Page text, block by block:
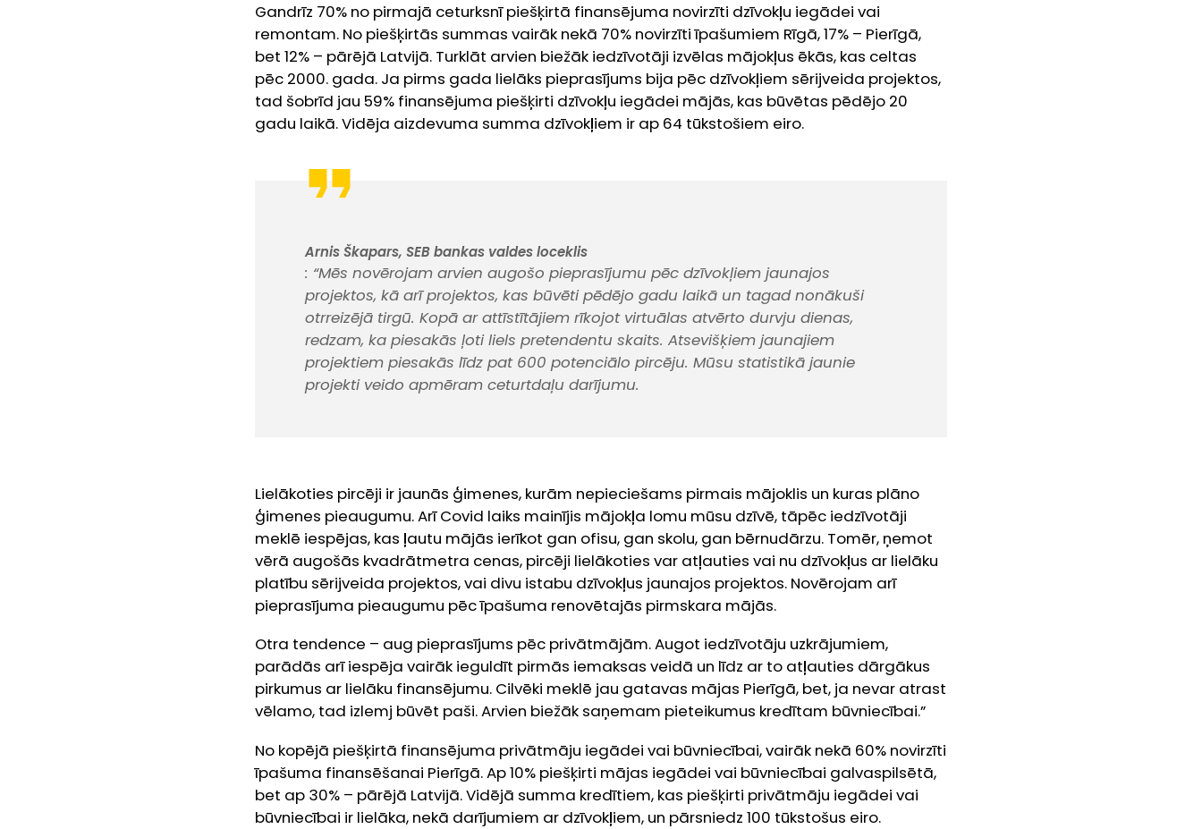
Gandrīz 70% no pirmajā ceturksnī piešķirtā finansējuma novirzīti dzīvokļu iegādei vai
remontam. No piešķirtās summas vairāk nekā 70% novirzīti īpašumiem Rīgā, 17% – Pierīgā,
bet 12% – pārējā Latvijā. Turklāt arvien biežāk iedzīvotāji izvēlas mājokļus ēkās, kas celtas
pēc 2000. gada. Ja pirms gada lielāks pieprasījums bija pēc dzīvokļiem sērijveida projektos,
tad šobrīd jau 59% finansējuma piešķirti dzīvokļu iegādei mājās, kas būvētas pēdējo 20
gadu laikā. Vidēja aizdevuma summa dzīvokļiem ir ap 64 tūkstošiem eiro.
Arnis Škapars, SEB bankas valdes loceklis
: “Mēs novērojam arvien augošo pieprasījumu pēc dzīvokļiem jaunajos
projektos, kā arī projektos, kas būvēti pēdējo gadu laikā un tagad nonākuši
otrreizējā tirgū. Kopā ar attīstītājiem rīkojot virtuālas atvērto durvju dienas,
redzam, ka piesakās ļoti liels pretendentu skaits. Atsevišķiem jaunajiem
projektiem piesakās līdz pat 600 potenciālo pircēju. Mūsu statistikā jaunie
projekti veido apmēram ceturtdaļu darījumu.
Lielākoties pircēji ir jaunās ģimenes, kurām nepieciešams pirmais mājoklis un kuras plāno
ģimenes pieaugumu. Arī Covid laiks mainījis mājokļa lomu mūsu dzīvē, tāpēc iedzīvotāji
meklē iespējas, kas ļautu mājās ierīkot gan ofisu, gan skolu, gan bērnudārzu. Tomēr, ņemot
vērā augošās kvadrātmetra cenas, pircēji lielākoties var atļauties vai nu dzīvokļus ar lielāku
platību sērijveida projektos, vai divu istabu dzīvokļus jaunajos projektos. Novērojam arī
pieprasījuma pieaugumu pēc īpašuma renovētajās pirmskara mājās.
Otra tendence – aug pieprasījums pēc privātmājām. Augot iedzīvotāju uzkrājumiem,
parādās arī iespēja vairāk ieguldīt pirmās iemaksas veidā un līdz ar to atļauties dārgākus
pirkumus ar lielāku finansējumu. Cilvēki meklē jau gatavas mājas Pierīgā, bet, ja nevar atrast
vēlamo, tad izlemj būvēt paši. Arvien biežāk saņemam pieteikumus kredītam būvniecībai.”
No kopējā piešķirtā finansējuma privātmāju iegādei vai būvniecībai, vairāk nekā 60% novirzīti
īpašuma finansēšanai Pierīgā. Ap 10% piešķirti mājas iegādei vai būvniecībai galvaspilsētā,
bet ap 30% – pārējā Latvijā. Vidējā summa kredītiem, kas piešķirti privātmāju iegādei vai
būvniecībai ir lielāka, nekā darījumiem ar dzīvokļiem, un pārsniedz 100 tūkstošus eiro.